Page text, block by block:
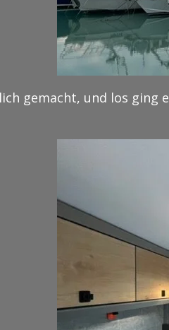
gemacht, und los ging